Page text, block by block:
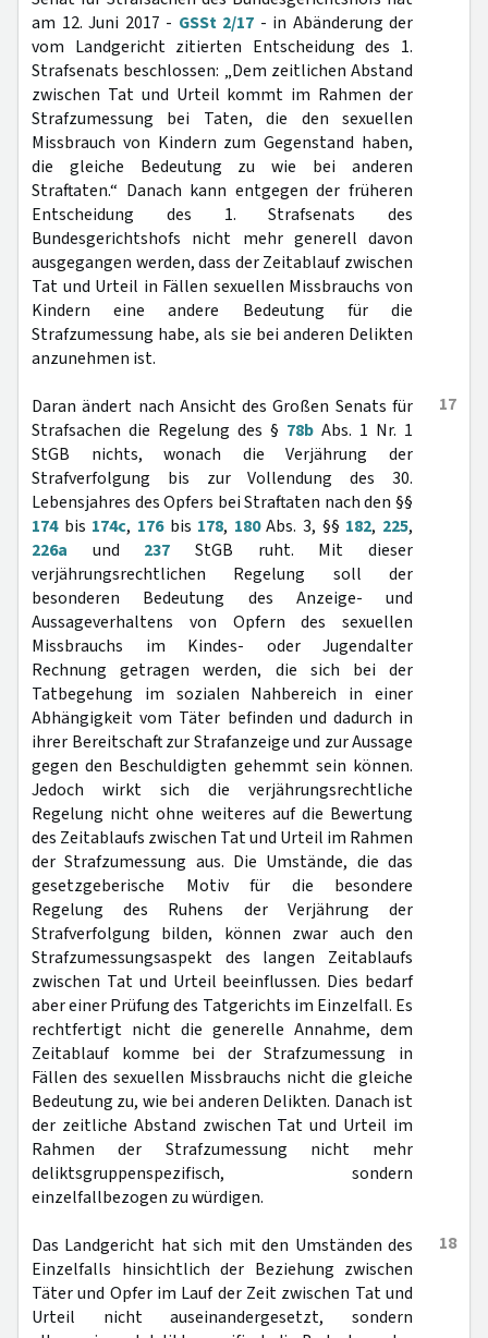
am 12. Juni 2017 - GSSt 2/17 - in Abänderung der
vom Landgericht zitierten Entscheidung des 1.
Strafsenats beschlossen: „Dem zeitlichen Abstand
zwischen Tat und Urteil kommt im Rahmen der
Strafzumessung bei Taten, die den sexuellen
Missbrauch von Kindern zum Gegenstand haben,
die gleiche Bedeutung zu wie bei anderen
Straftaten.“ Danach kann entgegen der früheren
Entscheidung des 1. Strafsenats des
Bundesgerichtshofs nicht mehr generell davon
ausgegangen werden, dass der Zeitablauf zwischen
Tat und Urteil in Fällen sexuellen Missbrauchs von
Kindern eine andere Bedeutung für die
Strafzumessung habe, als sie bei anderen Delikten
anzunehmen ist.
17
Daran ändert nach Ansicht des Großen Senats für
Strafsachen die Regelung des § 78b Abs. 1 Nr. 1
StGB nichts, wonach die Verjährung der
Strafverfolgung bis zur Vollendung des 30.
Lebensjahres des Opfers bei Straftaten nach den §§
174bis 174c, 176bis 178, 180Abs. 3, §§ 182, 225,
226a und 237 StGB ruht. Mit dieser
verjährungsrechtlichen Regelung soll der
besonderen Bedeutung des Anzeige- und
Aussageverhaltens von Opfern des sexuellen
Missbrauchs im Kindes- oder Jugendalter
Rechnung getragen werden, die sich bei der
Tatbegehung im sozialen Nahbereich in einer
Abhängigkeit vom Täter befinden und dadurch in
ihrer Bereitschaft zur Strafanzeige und zur Aussage
gegen den Beschuldigten gehemmt sein können.
Jedoch wirkt sich die verjährungsrechtliche
Regelung nicht ohne weiteres auf die Bewertung
des Zeitablaufs zwischen Tat und Urteil im Rahmen
der Strafzumessung aus. Die Umstände, die das
gesetzgeberische Motiv für die besondere
Regelung des Ruhens der Verjährung der
Strafverfolgung bilden, können zwar auch den
Strafzumessungsaspekt des langen Zeitablaufs
zwischen Tat und Urteil beeinflussen. Dies bedarf
aber einer Prüfung des Tatgerichts im Einzelfall. Es
rechtfertigt nicht die generelle Annahme, dem
Zeitablauf komme bei der Strafzumessung in
Fällen des sexuellen Missbrauchs nicht die gleiche
Bedeutung zu, wie bei anderen Delikten. Danach ist
der zeitliche Abstand zwischen Tat und Urteil im
Rahmen der Strafzumessung nicht mehr
deliktsgruppenspezifisch, sondern
einzelfallbezogen zu würdigen.
18
Das Landgericht hat sich mit den Umständen des
Einzelfalls hinsichtlich der Beziehung zwischen
Täter und Opfer im Lauf der Zeit zwischen Tat und
Urteil nicht auseinandergesetzt, sondern